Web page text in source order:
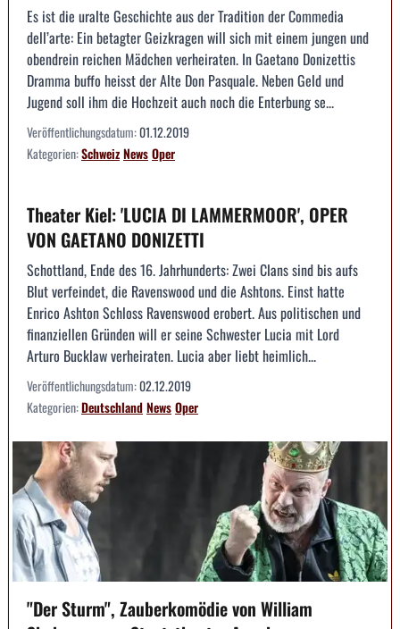
Es ist die uralte Geschichte aus der Tradition der Commedia
dell’arte: Ein betagter Geizkragen will sich mit einem jungen und
obendrein reichen Mädchen verheiraten. In Gaetano Donizettis
Dramma buffo heisst der Alte Don Pasquale. Neben Geld und
Jugend soll ihm die Hochzeit auch noch die Enterbung se...
Veröffentlichungsdatum:01.12.2019
Kategorien:SchweizNewsOper
Theater Kiel: 'LUCIA DI LAMMERMOOR', OPER
VON GAETANO DONIZETTI
Schottland, Ende des 16. Jahrhunderts: Zwei Clans sind bis aufs
Blut verfeindet, die Ravenswood und die Ashtons. Einst hatte
Enrico Ashton Schloss Ravenswood erobert. Aus politischen und
finanziellen Gründen will er seine Schwester Lucia mit Lord
Arturo Bucklaw verheiraten. Lucia aber liebt heimlich...
Veröffentlichungsdatum:02.12.2019
Kategorien:DeutschlandNewsOper
"Der Sturm", Zauberkomödie von William